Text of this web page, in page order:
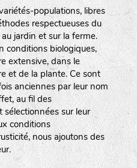
populations, libres
respectueuses du
jardin et sur la ferme.
conditions biologiques,
extensive, dans le
et de la plante. Ce sont
anciennes par leur nom
au fil des
sélectionnées sur leur
conditions
nous ajoutons des